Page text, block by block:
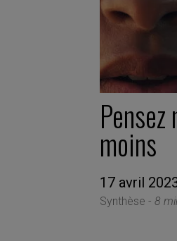
moins
17 avril
Synthèse - 8